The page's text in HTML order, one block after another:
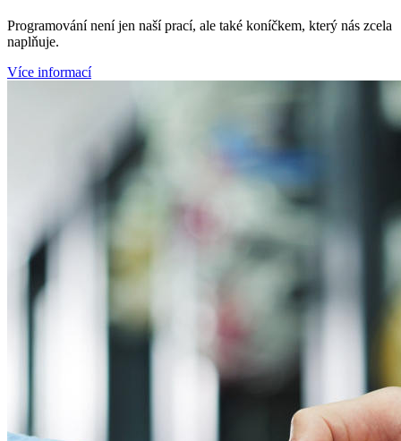
Programování není jen naší prací, ale také koníčkem, který nás zcela
naplňuje.
Více informací